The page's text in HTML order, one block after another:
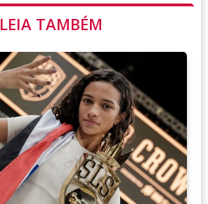
LEIA TAMBÉM